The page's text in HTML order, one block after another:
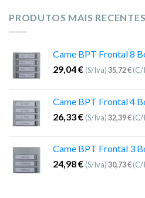
PRODUTOS MAIS RECENTES
Came BPT Frontal 8
29,04€ (S/Iva)35,72€(C/
Came BPT Frontal 4
26,33€ (S/Iva)32,39€(C/
Came BPT Frontal 3
24,98€ (S/Iva)30,73€(C/